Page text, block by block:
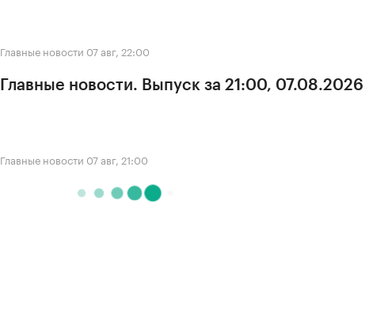
Главные новости 07 авг, 22:00
Главные новости. Выпуск за 21:00, 07.08.2026
Главные новости 07 авг, 21:00